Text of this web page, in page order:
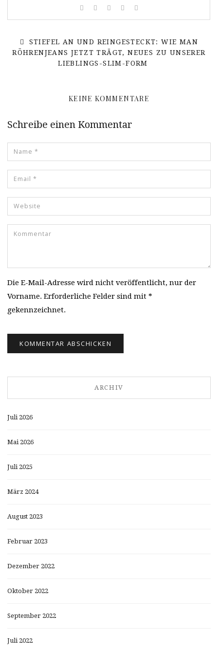
STIEFEL AN UND REINGESTECKT: WIE MAN
RÖHRENJEANS JETZT TRÄGT, NEUES ZU UNSERER
LIEBLINGS-SLIM-FORM
KEINE KOMMENTARE
Schreibe einen Kommentar
Die E-Mail-Adresse wird nicht veröffentlicht, nur der
Vorname. Erforderliche Felder sind mit *
gekennzeichnet.
ARCHIV
Juli 2026
Mai 2026
Juli 2025
März 2024
August 2023
Februar 2023
Dezember 2022
Oktober 2022
September 2022
Juli 2022